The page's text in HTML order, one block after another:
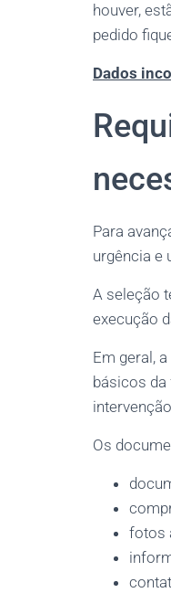
houver,
pedido
Dados
Para
urgência e
A seleção
execução
Em geral,
básicos da
Os
fotos